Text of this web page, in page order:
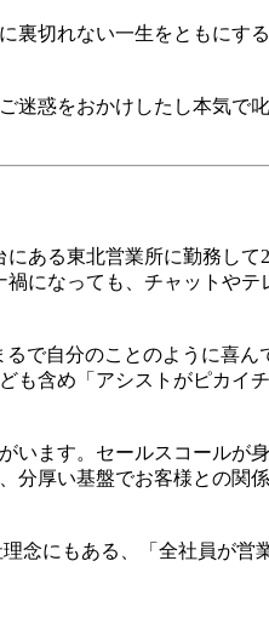
裏切れない一生をともにす
迷惑をおかけしたし本気で
ある東北営業所に勤務して
になっても、チャットや
で自分のことのように喜ん
も含め「アシストがピカイ
います。セールスコールが
分厚い基盤でお客様との関
念にもある、「全社員が営